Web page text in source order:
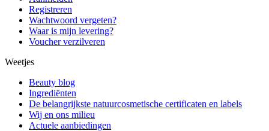
Registreren
Wachtwoord vergeten?
Waar is mijn levering?
Voucher verzilveren
Weetjes
Beauty blog
Ingrediënten
De belangrijkste natuurcosmetische certificaten en labels
Wij en ons milieu
Actuele aanbiedingen